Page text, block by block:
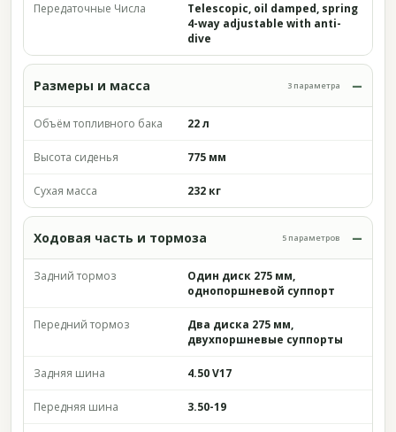
Передаточные Числа
Telescopic, oil damped, spring
4-way adjustable with anti-
dive
Размеры и масса 3 параметра
Объём топливного бака 22 л
Высота сиденья 775 мм
Сухая масса 232 кг
Ходовая часть и тормоза 5 параметров
Задний тормоз
Один диск 275 мм,
однопоршневой суппорт
Передний тормоз
Два диска 275 мм,
двухпоршневые суппорты
Задняя шина 4.50 V17
Передняя шина 3.50-19